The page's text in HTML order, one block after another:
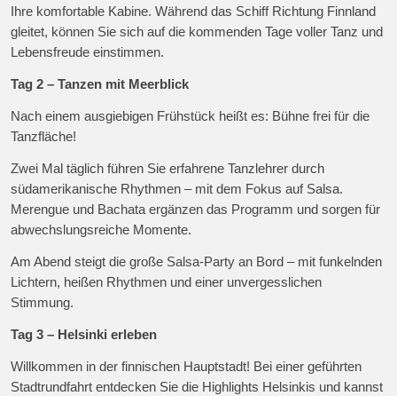
Ihre komfortable Kabine. Während das Schiff Richtung Finnland
gleitet, können Sie sich auf die kommenden Tage voller Tanz und
Lebensfreude einstimmen.
Tag 2 – Tanzen mit Meerblick
Nach einem ausgiebigen Frühstück heißt es: Bühne frei für die
Tanzfläche!
Zwei Mal täglich führen Sie erfahrene Tanzlehrer durch
südamerikanische Rhythmen – mit dem Fokus auf Salsa.
Merengue und Bachata ergänzen das Programm und sorgen für
abwechslungsreiche Momente.
Am Abend steigt die große Salsa-Party an Bord – mit funkelnden
Lichtern, heißen Rhythmen und einer unvergesslichen
Stimmung.
Tag 3 – Helsinki erleben
Willkommen in der finnischen Hauptstadt! Bei einer geführten
Stadtrundfahrt entdecken Sie die Highlights Helsinkis und kannst